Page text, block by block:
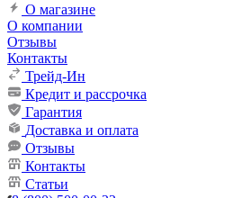
О магазине
О компании
Отзывы
Контакты
Трейд-Ин
Кредит и рассрочка
Гарантия
Доставка и оплата
Отзывы
Контакты
Статьи